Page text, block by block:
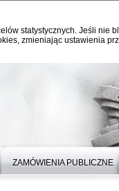
statystycznych. Jeśli nie
zmieniając ustawienia
ZAMÓWIENIA PUBLICZNE